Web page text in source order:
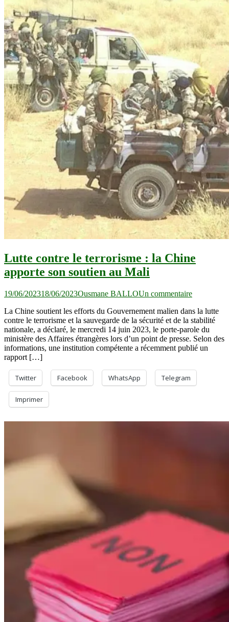
Lutte contre le terrorisme : la Chine
apporte son soutien au Mali
19/06/202318/06/2023Ousmane BALLOUn commentairesur
contre
le
terrorisme :
la
Chine
au
La Chine soutient les efforts du Gouvernement malien dans la lutte
contre le terrorisme et la sauvegarde de la sécurité et de la stabilité
nationale, a déclaré, le mercredi 14 juin 2023, le porte-parole du
ministère des Affaires étrangères lors d’un point de presse. Selon des
informations, une institution compétente a récemment publié un
rapport […]
Twitter Facebook WhatsApp Telegram
Imprimer